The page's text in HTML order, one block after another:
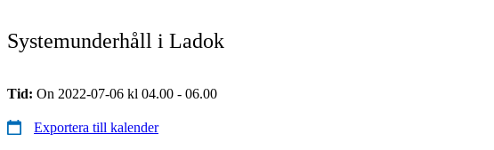
Systemunderhåll i Ladok
Tid: On 2022-07-06 kl 04.00 - 06.00
Exportera till kalender